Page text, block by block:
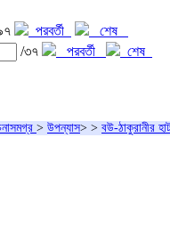
পরবর্তী
শেষ
/৩৭ পরবর্তী
শেষ
> উপন্যাস> > বউ-ঠাকুরানীর